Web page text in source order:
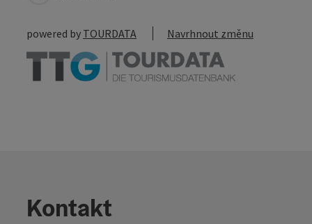
powered by TOURDATA Navrhnout změnu
Kontakt